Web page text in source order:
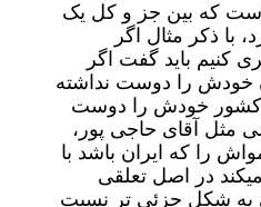
است که بین جز و کل یک
با ذکر مثال اگر
کنیم باید گفت اگر
خودش را دوست نداشته
و کشور خودش را دوست
مثل آقای حاجی پور،
را که ایران باشد با
در اصل تعلقی
به شکل جزئی تر نسبت